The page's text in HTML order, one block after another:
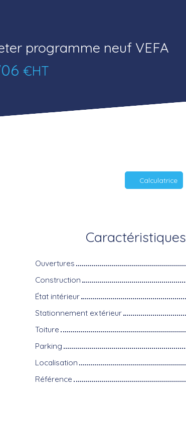
programme neuf VEFA
€HT
Calculatrice
Caractéristiques
Ouvertures
Construction
État intérieur
Stationnement extérieur
Toiture
Parking
Localisation
Référence